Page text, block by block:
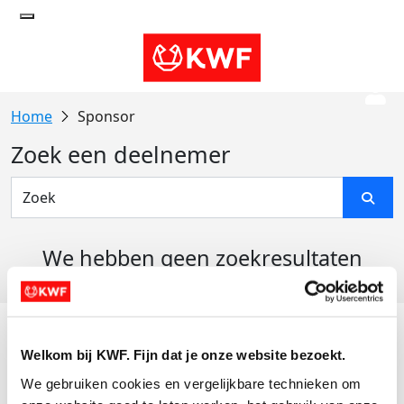
Welkom bij KWF. Fijn dat je onze website bezoekt.
We gebruiken cookies en vergelijkbare technieken om
Sponsor
Zoek een deelnemer
We hebben geen zoekresultaten
Actiematerialen
Evenementen